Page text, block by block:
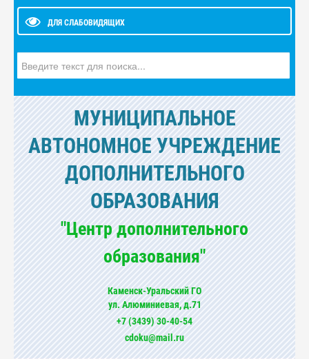
ДЛЯ СЛАБОВИДЯЩИХ
МУНИЦИПАЛЬНОЕ
АВТОНОМНОЕ УЧРЕЖДЕНИЕ
ДОПОЛНИТЕЛЬНОГО
ОБРАЗОВАНИЯ
"Центр дополнительного
образования"
Каменск-Уральский ГО
ул. Алюминиевая, д.71
+7 (3439) 30-40-54
cdoku@mail.ru